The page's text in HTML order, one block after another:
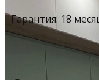
Гарантия: 18